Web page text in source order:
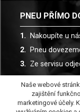
PNEU PŘÍMO
Nakoupíte u
Pneu
Ze servisu
Spolupracujeme s
Naše webové
zajištění
marketingové účely.